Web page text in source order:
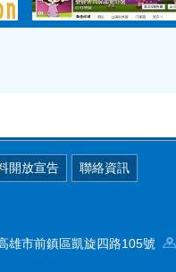
開放宣告 聯絡資訊
雄市前鎮區凱旋四路105號